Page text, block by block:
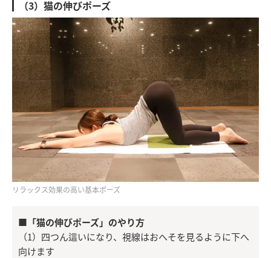
（3）猫の伸びポーズ
リラックス効果の高い基本ポーズ
■「猫の伸びポーズ」のやり方
（1）四つん這いになり、視線はおへそを見るように下へ
向けます